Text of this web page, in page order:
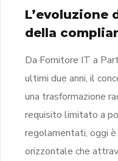
L’evoluzione
della
Da Fornitore IT a
ultimi due anni, il
una trasformazione
requisito limitato a
regolamentati, oggi
orizzontale che